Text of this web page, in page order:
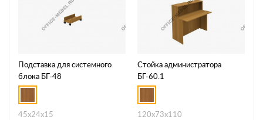
Подставка для системного
блока БГ-48
45x24x15
Стойка администратора
БГ-60.1
120x73x110